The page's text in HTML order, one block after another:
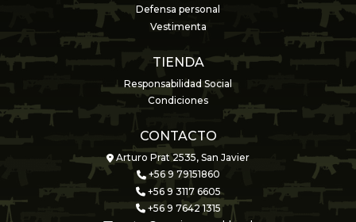
Defensa personal
Vestimenta
TIENDA
Responsabilidad Social
Condiciones
CONTACTO
Arturo Prat 2535, San Javier
+56 9 79151860
+56 9 3117 6605
+56 9 7642 1315